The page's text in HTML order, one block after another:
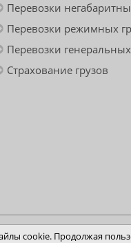
Перевозки
Перевозки режимных
Перевозки
Страхование грузов
cookie. Продолжая